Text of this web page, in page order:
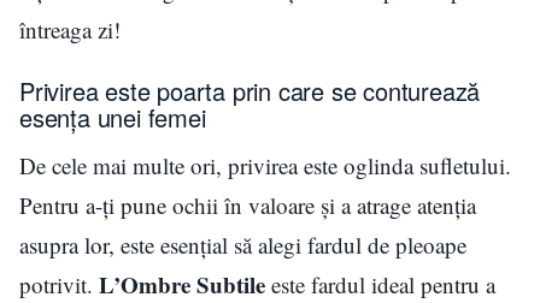
întreaga zi!
Privirea este poarta prin care se conturează
esența unei femei
De cele mai multe ori, privirea este oglinda sufletului.
Pentru a-ți pune ochii în valoare și a atrage atenția
asupra lor, este esențial să alegi fardul de pleoape
potrivit. L’Ombre Subtile este fardul ideal pentru a